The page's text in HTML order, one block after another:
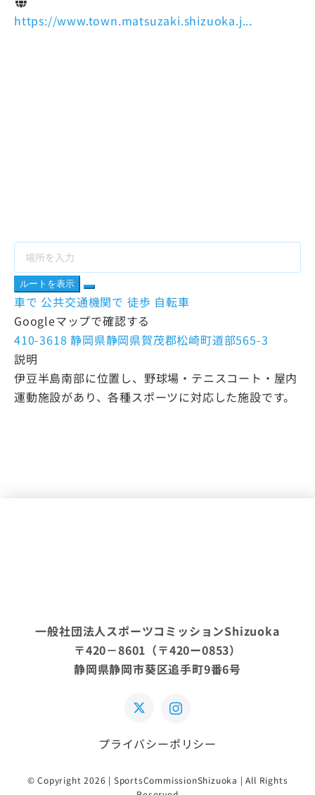
https://www.town.matsuzaki.shizuoka.j...
ルートを表示
車で 公共交通機関で 徒歩 自転車
Googleマップで確認する
410-3618 静岡県静岡県賀茂郡松崎町道部565-3
説明
伊豆半島南部に位置し、野球場・テニスコート・屋内
運動施設があり、各種スポーツに対応した施設です。
一般社団法人スポーツコミッションShizuoka
〒420－8601（〒420ー0853）
静岡県静岡市葵区追手町9番6号
プライバシーポリシー
© Copyright 2026 | SportsCommissionShizuoka | All Rights